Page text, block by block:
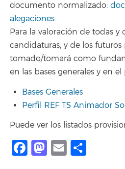
documento normalizado:
alegaciones.
Para la valoración de todas y
candidaturas, y de los futuros
tomado/tomará como
en las bases generales y en
Bases Generales
Perfil REF TS Animador
Puede ver los listados
Facebook
Mastodon
Email